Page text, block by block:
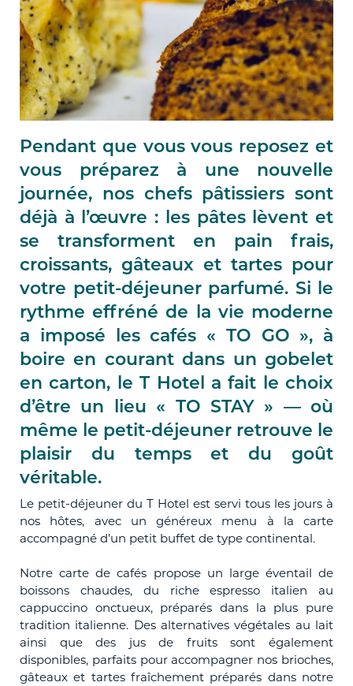
Pendant que vous vous reposez et
vous préparez à une nouvelle
journée, nos chefs pâtissiers sont
déjà à l’œuvre : les pâtes lèvent et
se transforment en pain frais,
croissants, gâteaux et tartes pour
votre petit-déjeuner parfumé. Si le
rythme effréné de la vie moderne
a imposé les cafés « TO GO », à
boire en courant dans un gobelet
en carton, le T Hotel a fait le choix
d’être un lieu « TO STAY » — où
même le petit-déjeuner retrouve le
plaisir du temps et du goût
véritable.
Le petit-déjeuner du T Hotel est servi tous les jours à
nos hôtes, avec un généreux menu à la carte
accompagné d’un petit buffet de type continental.
Notre carte de cafés propose un large éventail de
boissons chaudes, du riche espresso italien au
cappuccino onctueux, préparés dans la plus pure
tradition italienne. Des alternatives végétales au lait
ainsi que des jus de fruits sont également
disponibles, parfaits pour accompagner nos brioches,
gâteaux et tartes fraîchement préparés dans notre